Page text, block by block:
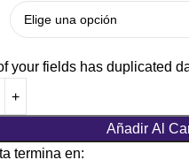
your fields has duplicated
Añadir Al
termina en: